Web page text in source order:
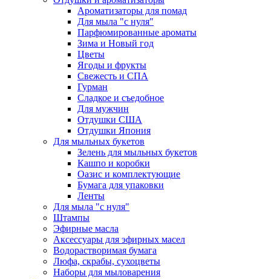
Ароматизаторы для помад
Для мыла "с нуля"
Парфюмированные ароматы
Зима и Новый год
Цветы
Ягоды и фрукты
Свежесть и СПА
Гурман
Сладкое и съедобное
Для мужчин
Отдушки США
Отдушки Япония
Для мыльных букетов
Зелень для мыльных букетов
Кашпо и коробки
Оазис и комплектующие
Бумага для упаковки
Ленты
Для мыла "с нуля"
Штампы
Эфирные масла
Аксессуары для эфирных масел
Водорастворимая бумага
Люфа, скрабы, сухоцветы
Наборы для мыловарения